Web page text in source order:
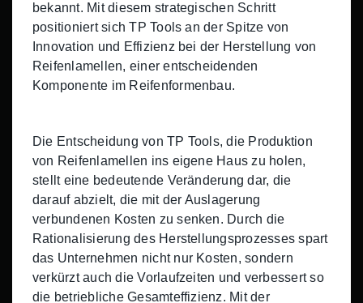
bekannt. Mit diesem strategischen Schritt
positioniert sich TP Tools an der Spitze von
Innovation und Effizienz bei der Herstellung von
Reifenlamellen, einer entscheidenden
Komponente im Reifenformenbau.
Die Entscheidung von TP Tools, die Produktion
von Reifenlamellen ins eigene Haus zu holen,
stellt eine bedeutende Veränderung dar, die
darauf abzielt, die mit der Auslagerung
verbundenen Kosten zu senken. Durch die
Rationalisierung des Herstellungsprozesses spart
das Unternehmen nicht nur Kosten, sondern
verkürzt auch die Vorlaufzeiten und verbessert so
die betriebliche Gesamteffizienz. Mit der